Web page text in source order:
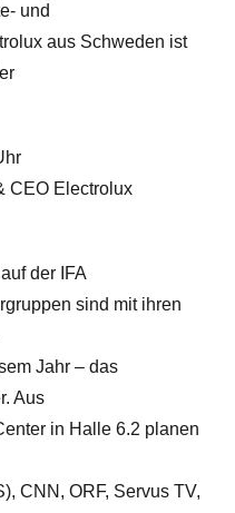
und
aus Schweden ist
CEO Electrolux
der IFA
sind mit ihren
Jahr – das
Aus
in Halle 6.2 planen
CNN, ORF, Servus TV,